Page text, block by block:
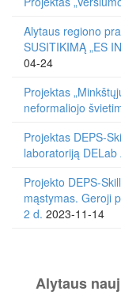
Alytaus regiono
SUSITIKIMĄ „ES
04-24
Projektas
neformaliojo
Projektas DEPS-
laboratoriją DELab
Projekto DEPS-
mąstymas. Geroji
2 d. 2023-11-14
Alytaus